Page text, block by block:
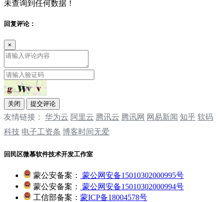
未查询到任何数据！
回复评论：
×
关闭 提交评论
友情链接： 华为云 阿里云 腾讯云 ‌‌腾讯网 ‌‌网易新闻 ‌‌知乎 软码
科技 电子工资条 博客时间无爱
回民区微慕软件技术开发工作室
蒙公安备案：
蒙公网安备15010302000995号
蒙公安备案：
蒙公网安备15010302000994号
工信部备案： 蒙ICP备18004578号